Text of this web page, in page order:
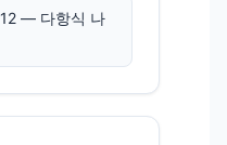
— 다항식 나